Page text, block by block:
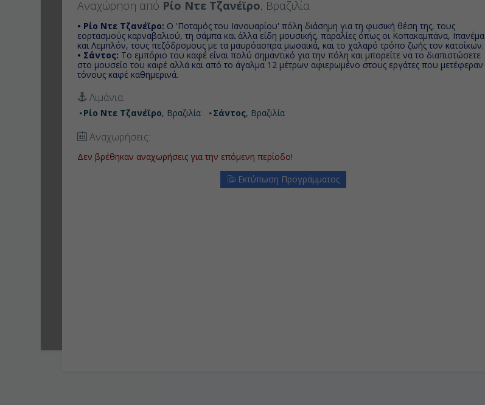
Αναχώρηση από Ρίο Ντε Τζανέϊρο, Βραζιλία
• Ρίο Ντε Τζανέϊρο: O 'Ποταμός του Ιανουαρίου' πόλη διάσημη για τη φυσική θέση της, τους
εορτασμούς καρναβαλιού, τη σάμπα και άλλα είδη μουσικής, παραλίες όπως οι Κοπακαμπάνα, Ιπανέμα
και Λεμπλόν, τους πεζόδρομους με τα μαυρόασπρα μωσαϊκά, και το χαλαρό τρόπο ζωής τον κατοίκων.
• Σάντος: Το εμπόριο του καφέ είναι πολύ σημαντικό για την πόλη και μπορείτε να το διαπιστώσετε
στο μουσείο του καφέ αλλά και από το άγαλμα 12 μέτρων αφιερωμένο στους εργάτες που μετέφεραν
τόνους καφέ καθημερινά.
Λιμάνια:
Ρίο Ντε Τζανέϊρο, Βραζιλία Σάντος, Βραζιλία
Αναχωρήσεις:
Δεν βρέθηκαν αναχωρήσεις για την επόμενη περίοδο!
Εκτύπωση Προγράμματος